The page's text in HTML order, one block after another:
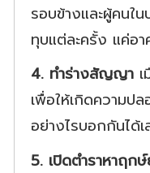
รอบข้างและผู้คนใ
ทุบแต่ละครั้ง แค่อ
4. ทำร่างสัญญา
เพื่อให้เกิดความป
อย่างไรบอกกันได้เ
5. เปิดตำราหาฤก